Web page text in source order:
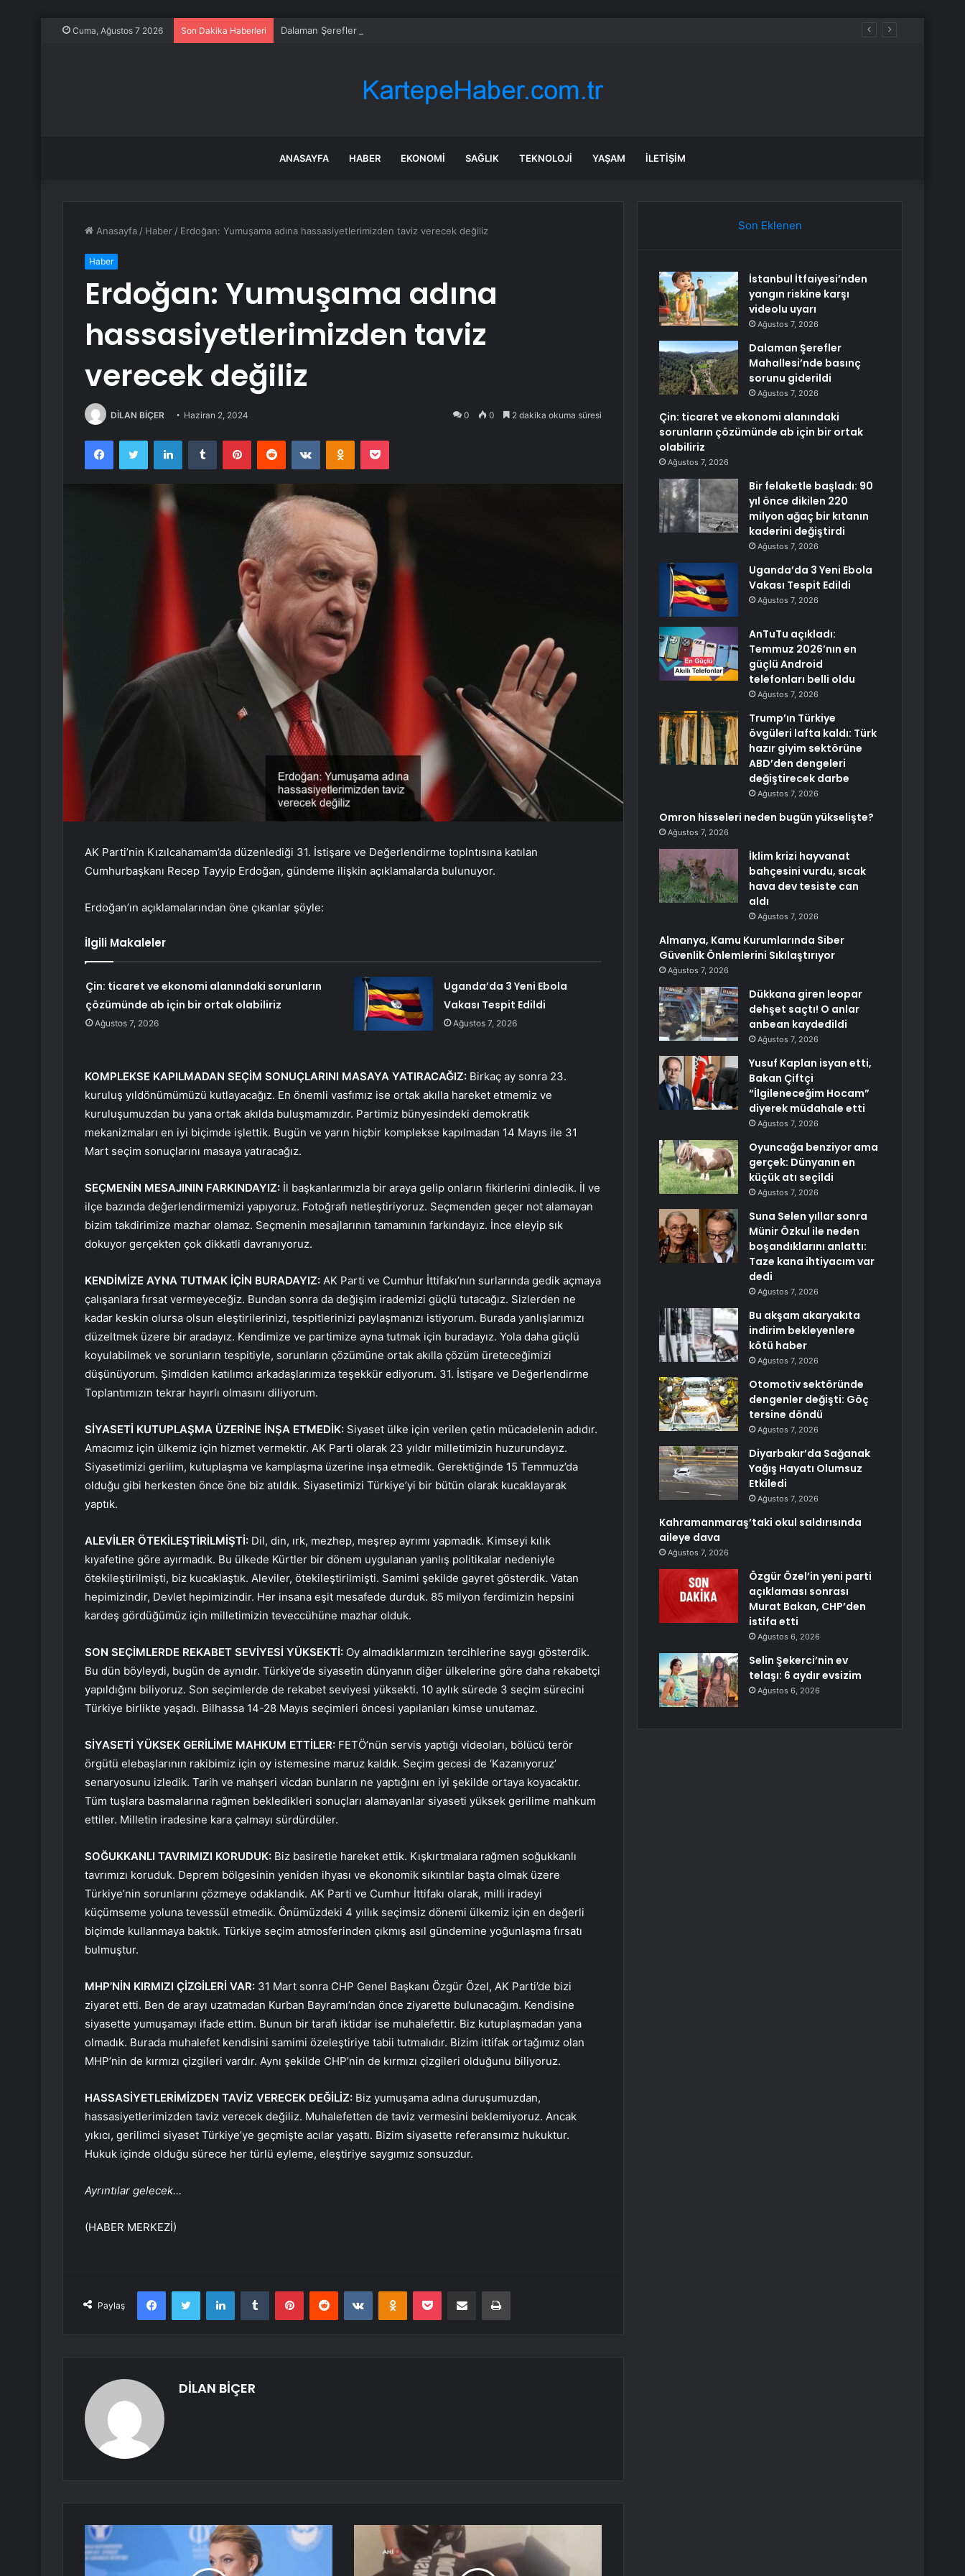
Cuma, Ağustos 7 2026 Son Dakika Haberleri Dalaman Şerefler Mahallesi’nde basınç sorunu giderildi
ANASAYFA HABER EKONOMI SAĞLIK TEKNOLOJI YAŞAM İLETIŞIM
Anasayfa / Haber / Erdoğan: Yumuşama adına hassasiyetlerimizden taviz verecek değiliz
Haber
Erdoğan: Yumuşama adına
hassasiyetlerimizden taviz
verecek değiliz
DİLAN BİÇER Haziran 2, 2024 0 0 2 dakika okuma süresi
FacebookTwitter LinkedInTumblr PinterestReddit VKontakteOdnoklassniki
Pocket
AK Parti’nin Kızılcahamam’da düzenlediği 31. İstişare ve Değerlendirme toplntısına katılan
Cumhurbaşkanı Recep Tayyip Erdoğan, gündeme ilişkin açıklamalarda bulunuyor.
Erdoğan’ın açıklamalarından öne çıkanlar şöyle:
İlgili Makaleler
Çin: ticaret ve ekonomi alanındaki sorunların
çözümünde ab için bir ortak olabiliriz
Ağustos 7, 2026
Uganda’da 3 Yeni Ebola
Vakası Tespit Edildi
Ağustos 7, 2026
KOMPLEKSE KAPILMADAN SEÇİM SONUÇLARINI MASAYA YATIRACAĞIZ: Birkaç ay sonra 23.
kuruluş yıldönümümüzü kutlayacağız. En önemli vasfımız ise ortak akılla hareket etmemiz ve
kuruluşumuzdan bu yana ortak akılda buluşmamızdır. Partimiz bünyesindeki demokratik
mekanizmaları en iyi biçimde işlettik. Bugün ve yarın hiçbir komplekse kapılmadan 14 Mayıs ile 31
Mart seçim sonuçlarını masaya yatıracağız.
SEÇMENİN MESAJININ FARKINDAYIZ: İl başkanlarımızla bir araya gelip onların fikirlerini dinledik. İl ve
ilçe bazında değerlendirmemizi yapıyoruz. Fotoğrafı netleştiriyoruz. Seçmenden geçer not alamayan
bizim takdirimize mazhar olamaz. Seçmenin mesajlarının tamamının farkındayız. İnce eleyip sık
dokuyor gerçekten çok dikkatli davranıyoruz.
KENDİMİZE AYNA TUTMAK İÇİN BURADAYIZ: AK Parti ve Cumhur İttifakı’nın surlarında gedik açmaya
çalışanlara fırsat vermeyeceğiz. Bundan sonra da değişim irademizi güçlü tutacağız. Sizlerden ne
kadar keskin olursa olsun eleştirilerinizi, tespitlerinizi paylaşmanızı istiyorum. Burada yanlışlarımızı
düzeltmek üzere bir aradayız. Kendimize ve partimize ayna tutmak için buradayız. Yola daha güçlü
koyulabilmek ve sorunların tespitiyle, sorunların çözümüne ortak akılla çözüm üreteceğimizi
düşünüyorum. Şimdiden katılımcı arkadaşlarımıza teşekkür ediyorum. 31. İstişare ve Değerlendirme
Toplantımızın tekrar hayırlı olmasını diliyorum.
SİYASETİ KUTUPLAŞMA ÜZERİNE İNŞA ETMEDİK: Siyaset ülke için verilen çetin mücadelenin adıdır.
Amacımız için ülkemiz için hizmet vermektir. AK Parti olarak 23 yıldır milletimizin huzurundayız.
Siyasetimizi gerilim, kutuplaşma ve kamplaşma üzerine inşa etmedik. Gerektiğinde 15 Temmuz’da
olduğu gibi herkesten önce öne biz atıldık. Siyasetimizi Türkiye’yi bir bütün olarak kucaklayarak
yaptık.
ALEVİLER ÖTEKİLEŞTİRİLMİŞTİ: Dil, din, ırk, mezhep, meşrep ayrımı yapmadık. Kimseyi kılık
kıyafetine göre ayırmadık. Bu ülkede Kürtler bir dönem uygulanan yanlış politikalar nedeniyle
ötekileştirilmişti, biz kucaklaştık. Aleviler, ötekileştirilmişti. Samimi şekilde gayret gösterdik. Vatan
hepimizindir, Devlet hepimizindir. Her insana eşit mesafede durduk. 85 milyon ferdimizin hepsini
kardeş gördüğümüz için milletimizin teveccühüne mazhar olduk.
SON SEÇİMLERDE REKABET SEVİYESİ YÜKSEKTİ: Oy almadıklarımızın tercihlerine saygı gösterdik.
Bu dün böyleydi, bugün de aynıdır. Türkiye’de siyasetin dünyanın diğer ülkelerine göre daha rekabetçi
yapıldığını biliyoruz. Son seçimlerde de rekabet seviyesi yüksekti. 10 aylık sürede 3 seçim sürecini
Türkiye birlikte yaşadı. Bilhassa 14-28 Mayıs seçimleri öncesi yapılanları kimse unutamaz.
SİYASETİ YÜKSEK GERİLİME MAHKUM ETTİLER: FETÖ’nün servis yaptığı videoları, bölücü terör
örgütü elebaşlarının rakibimiz için oy istemesine maruz kaldık. Seçim gecesi de ‘Kazanıyoruz’
senaryosunu izledik. Tarih ve mahşeri vicdan bunların ne yaptığını en iyi şekilde ortaya koyacaktır.
Tüm tuşlara basmalarına rağmen bekledikleri sonuçları alamayanlar siyaseti yüksek gerilime mahkum
ettiler. Milletin iradesine kara çalmayı sürdürdüler.
SOĞUKKANLI TAVRIMIZI KORUDUK: Biz basiretle hareket ettik. Kışkırtmalara rağmen soğukkanlı
tavrımızı koruduk. Deprem bölgesinin yeniden ihyası ve ekonomik sıkıntılar başta olmak üzere
Türkiye’nin sorunlarını çözmeye odaklandık. AK Parti ve Cumhur İttifakı olarak, milli iradeyi
küçümseme yoluna tevessül etmedik. Önümüzdeki 4 yıllık seçimsiz dönemi ülkemiz için en değerli
biçimde kullanmaya baktık. Türkiye seçim atmosferinden çıkmış asıl gündemine yoğunlaşma fırsatı
bulmuştur.
MHP’NİN KIRMIZI ÇİZGİLERİ VAR: 31 Mart sonra CHP Genel Başkanı Özgür Özel, AK Parti’de bizi
ziyaret etti. Ben de arayı uzatmadan Kurban Bayramı’ndan önce ziyarette bulunacağım. Kendisine
siyasette yumuşamayı ifade ettim. Bunun bir tarafı iktidar ise muhalefettir. Biz kutuplaşmadan yana
olmadık. Burada muhalefet kendisini samimi özeleştiriye tabii tutmalıdır. Bizim ittifak ortağımız olan
MHP’nin de kırmızı çizgileri vardır. Aynı şekilde CHP’nin de kırmızı çizgileri olduğunu biliyoruz.
HASSASİYETLERİMİZDEN TAVİZ VERECEK DEĞİLİZ: Biz yumuşama adına duruşumuzdan,
hassasiyetlerimizden taviz verecek değiliz. Muhalefetten de taviz vermesini beklemiyoruz. Ancak
yıkıcı, gerilimci siyaset Türkiye’ye geçmişte acılar yaşattı. Bizim siyasette referansımız hukuktur.
Hukuk içinde olduğu sürece her türlü eyleme, eleştiriye saygımız sonsuzdur.
Ayrıntılar gelecek…
(HABER MERKEZİ)
Paylaş
FacebookTwitter LinkedInTumblr PinterestReddit VKontakteOdnoklassniki
Pocket E-Posta ile paylaş Yazdır
DİLAN BİÇER
Son Eklenen
İstanbul İtfaiyesi’nden
yangın riskine karşı
videolu uyarı
Ağustos 7, 2026
Dalaman Şerefler
Mahallesi’nde basınç
sorunu giderildi
Ağustos 7, 2026
Çin: ticaret ve ekonomi alanındaki
sorunların çözümünde ab için bir ortak
olabiliriz
Ağustos 7, 2026
Bir felaketle başladı: 90
yıl önce dikilen 220
milyon ağaç bir kıtanın
kaderini değiştirdi
Ağustos 7, 2026
Uganda’da 3 Yeni Ebola
Vakası Tespit Edildi
Ağustos 7, 2026
AnTuTu açıkladı:
Temmuz 2026’nın en
güçlü Android
telefonları belli oldu
Ağustos 7, 2026
Trump’ın Türkiye
övgüleri lafta kaldı: Türk
hazır giyim sektörüne
ABD’den dengeleri
değiştirecek darbe
Ağustos 7, 2026
Omron hisseleri neden bugün yükselişte?
Ağustos 7, 2026
İklim krizi hayvanat
bahçesini vurdu, sıcak
hava dev tesiste can
aldı
Ağustos 7, 2026
Almanya, Kamu Kurumlarında Siber
Güvenlik Önlemlerini Sıkılaştırıyor
Ağustos 7, 2026
Dükkana giren leopar
dehşet saçtı! O anlar
anbean kaydedildi
Ağustos 7, 2026
Yusuf Kaplan isyan etti,
Bakan Çiftçi
“İlgileneceğim Hocam”
diyerek müdahale etti
Ağustos 7, 2026
Oyuncağa benziyor ama
gerçek: Dünyanın en
küçük atı seçildi
Ağustos 7, 2026
Suna Selen yıllar sonra
Münir Özkul ile neden
boşandıklarını anlattı:
Taze kana ihtiyacım var
dedi
Ağustos 7, 2026
Bu akşam akaryakıta
indirim bekleyenlere
kötü haber
Ağustos 7, 2026
Otomotiv sektöründe
dengenler değişti: Göç
tersine döndü
Ağustos 7, 2026
Diyarbakır’da Sağanak
Yağış Hayatı Olumsuz
Etkiledi
Ağustos 7, 2026
Kahramanmaraş’taki okul saldırısında
aileye dava
Ağustos 7, 2026
Özgür Özel’in yeni parti
açıklaması sonrası
Murat Bakan, CHP’den
istifa etti
Ağustos 6, 2026
Selin Şekerci’nin ev
telaşı: 6 aydır evsizim
Ağustos 6, 2026